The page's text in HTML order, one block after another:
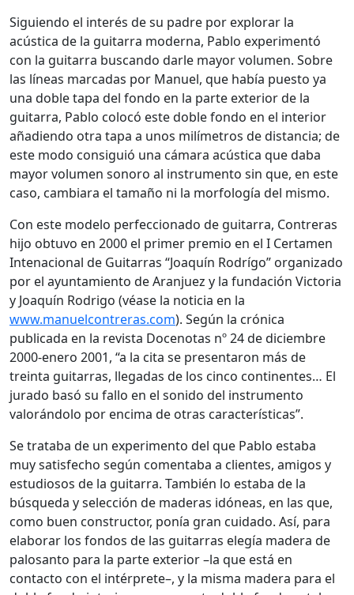
Siguiendo el interés de su padre por explorar la
acústica de la guitarra moderna, Pablo experimentó
con la guitarra buscando darle mayor volumen. Sobre
las líneas marcadas por Manuel, que había puesto ya
una doble tapa del fondo en la parte exterior de la
guitarra, Pablo colocó este doble fondo en el interior
añadiendo otra tapa a unos milímetros de distancia; de
este modo consiguió una cámara acústica que daba
mayor volumen sonoro al instrumento sin que, en este
caso, cambiara el tamaño ni la morfología del mismo.
Con este modelo perfeccionado de guitarra, Contreras
hijo obtuvo en 2000 el primer premio en el I Certamen
Intenacional de Guitarras “Joaquín Rodrígo” organizado
por el ayuntamiento de Aranjuez y la fundación Victoria
y Joaquín Rodrigo (véase la noticia en la
www.manuelcontreras.com). Según la crónica
publicada en la revista Docenotas nº 24 de diciembre
2000-enero 2001, “a la cita se presentaron más de
treinta guitarras, llegadas de los cinco continentes… El
jurado basó su fallo en el sonido del instrumento
valorándolo por encima de otras características”.
Se trataba de un experimento del que Pablo estaba
muy satisfecho según comentaba a clientes, amigos y
estudiosos de la guitarra. También lo estaba de la
búsqueda y selección de maderas idóneas, en las que,
como buen constructor, ponía gran cuidado. Así, para
elaborar los fondos de las guitarras elegía madera de
palosanto para la parte exterior –la que está en
contacto con el intérprete–, y la misma madera para el